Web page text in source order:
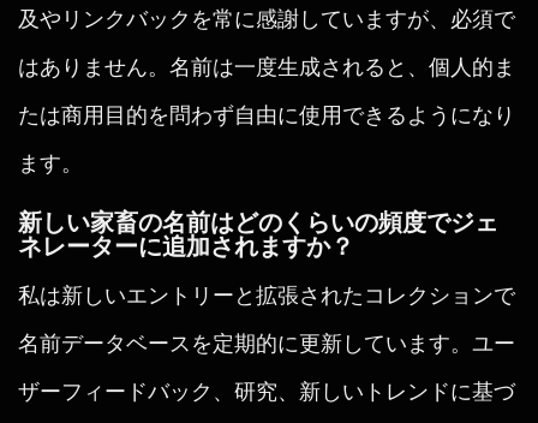
及やリンクバックを常に感謝していますが、必須で
はありません。名前は一度生成されると、個人的ま
たは商用目的を問わず自由に使用できるようになり
ます。
新しい家畜の名前はどのくらいの頻度でジェ
ネレーターに追加されますか？
私は新しいエントリーと拡張されたコレクションで
名前データベースを定期的に更新しています。ユー
ザーフィードバック、研究、新しいトレンドに基づ